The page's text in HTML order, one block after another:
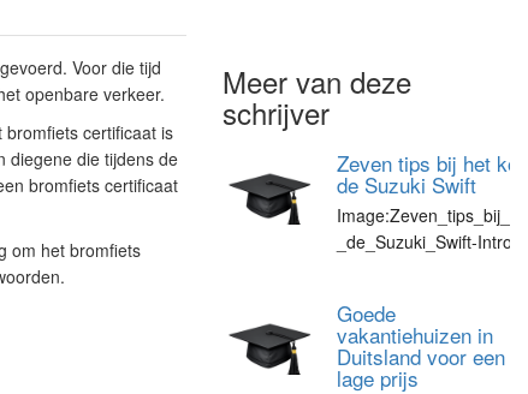
Voor die tijd
openbare verkeer.
certificaat is
diegene die tijdens de
bromfiets certificaat
om het bromfiets
Meer van deze
schrijver
Zeven tips bij het
de Suzuki Swift
_de_Suzuki_Swift-
Goede
vakantiehuizen in
Duitsland voor een
lage prijs